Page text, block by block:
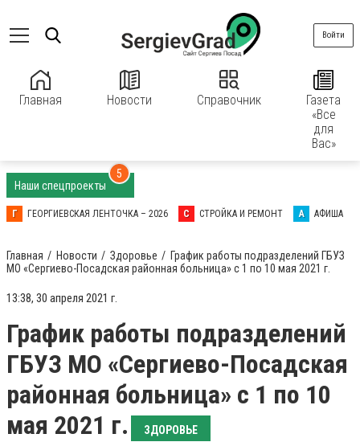
Главная Новости Справочник
Газета
«Все
для
Вас»
Войти
Наши спецпроекты
5
Г ГЕОРГИЕВСКАЯ ЛЕНТОЧКА – 2026 С СТРОЙКА И РЕМОНТ А АФИША
Главная Новости Здоровье
График работы подразделений ГБУЗ
МО «Сергиево-Посадская районная больница» с 1 по 10 мая 2021 г.
13:38, 30 апреля 2021 г.
График работы подразделений
ГБУЗ МО «Сергиево-Посадская
районная больница» с 1 по 10
мая 2021 г.
ЗДОРОВЬЕ